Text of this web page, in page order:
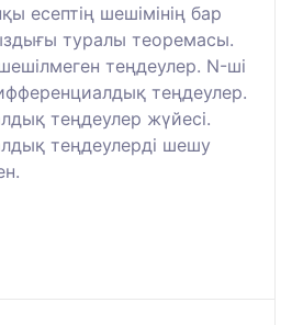
есептің шешімінің бар
туралы теоремасы.
теңдеулер. N-ші
теңдеулер.
теңдеулер жүйесі.
теңдеулерді шешу